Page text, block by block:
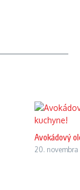
Avokádový
20.